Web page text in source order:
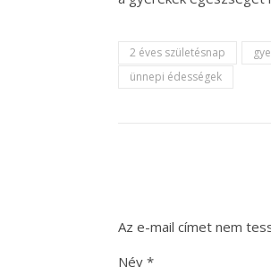
2 éves születésnap
ünnepi édességek
Az e-mail címet nem
Név *